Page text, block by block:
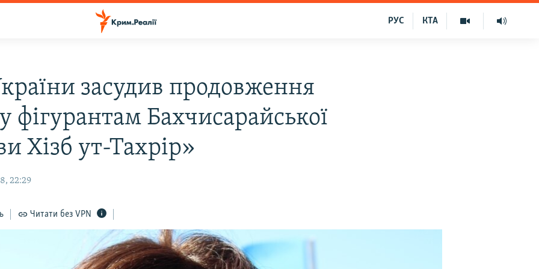
КТА
РУС
засудив продовження
фігурантам Бахчисарайської
Хізб ут-Тахрір»
22:29
Читати без VPN